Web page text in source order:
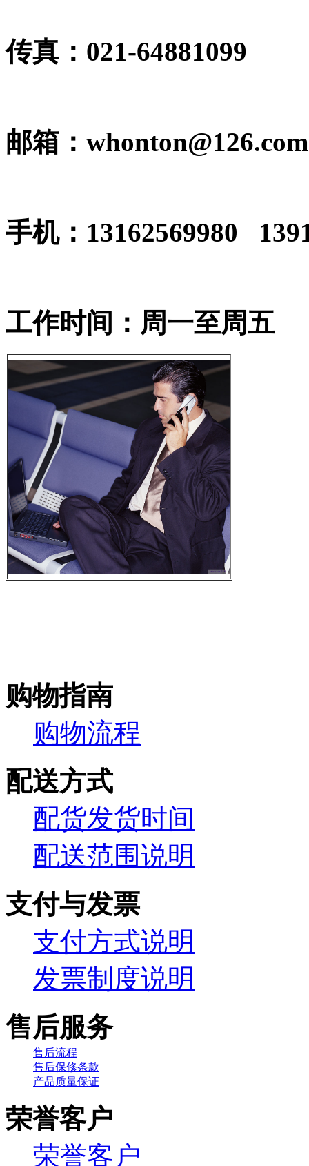
传真：021-64881099
邮箱：
手机：13162569980
工作时间：周一至周
购物指南
购物流程
配送方式
配货发货时间
配送范围说明
支付与发票
支付方式说明
发票制度说明
售后服务
售后流程
售后保修条款
产品质量保证
荣誉客户
荣誉客户